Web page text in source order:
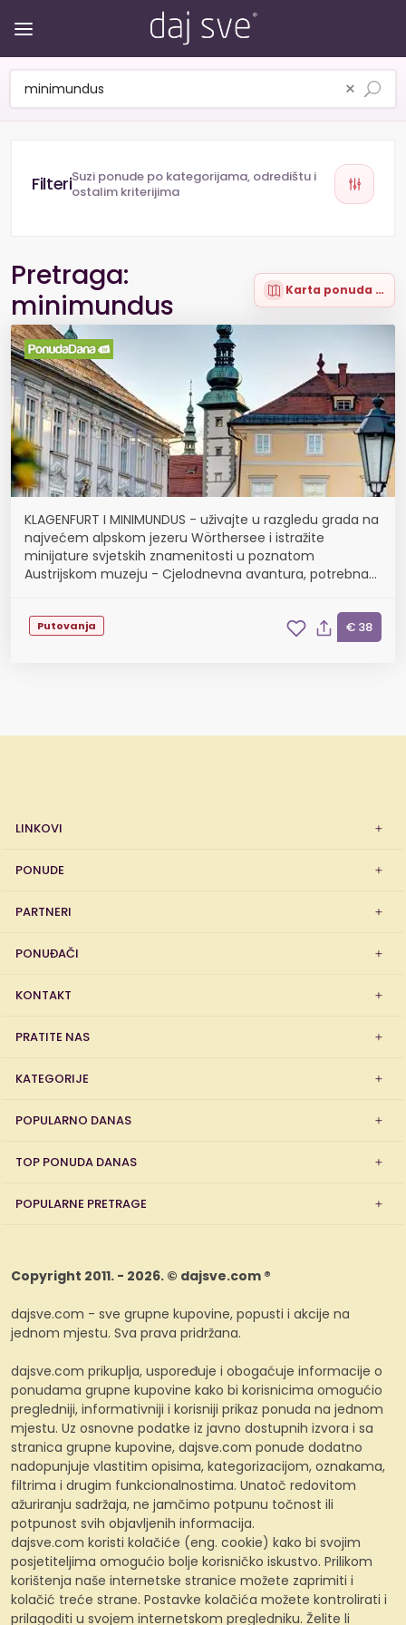
×
Suzi ponude po kategorijama, odredištu i
ostalim kriterijima
Pretraga:
minimundus
Karta ponuda (1)
KLAGENFURT I MINIMUNDUS - uživajte u razgledu grada na
najvećem alpskom jezeru Wörthersee i istražite
minijature svjetskih znamenitosti u poznatom
Austrijskom muzeju - Cjelodnevna avantura, potrebna
Putovanja € 38
LINKOVI
PONUDE
PARTNERI
PONUĐAČI
KONTAKT
PRATITE NAS
KATEGORIJE
POPULARNO DANAS
TOP PONUDA DANAS
POPULARNE PRETRAGE
Copyright 2011. - 2026. © dajsve.com ®
dajsve.com - sve grupne kupovine, popusti i akcije na
jednom mjestu. Sva prava pridržana.
dajsve.com prikuplja, uspoređuje i obogaćuje informacije o
ponudama grupne kupovine kako bi korisnicima omogućio
pregledniji, informativniji i korisniji prikaz ponuda na jednom
mjestu. Uz osnovne podatke iz javno dostupnih izvora i sa
stranica grupne kupovine, dajsve.com ponude dodatno
nadopunjuje vlastitim opisima, kategorizacijom, oznakama,
filtrima i drugim funkcionalnostima. Unatoč redovitom
ažuriranju sadržaja, ne jamčimo potpunu točnost ili
potpunost svih objavljenih informacija.
dajsve.com koristi kolačiće (eng. cookie) kako bi svojim
posjetiteljima omogućio bolje korisničko iskustvo. Prilikom
korištenja naše internetske stranice možete zaprimiti i
kolačić treće strane. Postavke kolačića možete kontrolirati i
prilagoditi u svojem internetskom pregledniku. Želite li